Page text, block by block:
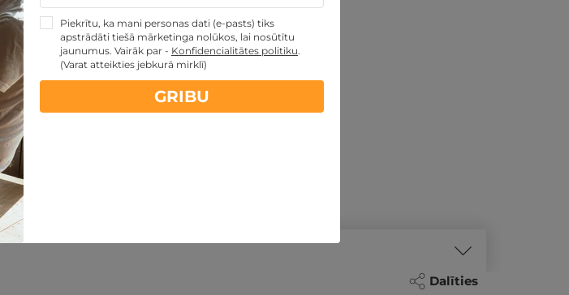
PĒRKU
Dalīties
Piekrītu, ka mani personas dati (e-pasts) tiks
apstrādāti tiešā mārketinga nolūkos, lai nosūtītu
jaunumus. Vairāk par - Konfidencialitātes politiku.
(Varat atteikties jebkurā mirklī)
GRIBU